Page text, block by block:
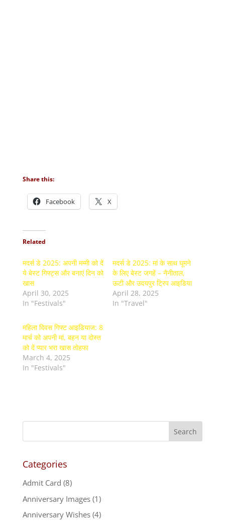
Share this:
Facebook X
Related
मदर्स डे 2025: अपनी मम्मी को दें
ये बेस्ट गिफ्ट्स और बनाएं दिन को
खास
April 30, 2025
In "Festivals"
मदर्स डे 2025: मां के साथ घूमने
के लिए बेस्ट जगहें – नैनीताल,
ऊटी और उदयपुर ट्रिप आइडिया
April 28, 2025
In "Travel"
महिला दिवस गिफ्ट आइडियाज: 8
मार्च को अपनी मां, बहन या दोस्त
को दें प्यार भरा खास तोहफा
March 4, 2025
In "Festivals"
Categories
Admit Card (8)
Anniversary Images(1)
Anniversary Wishes(4)